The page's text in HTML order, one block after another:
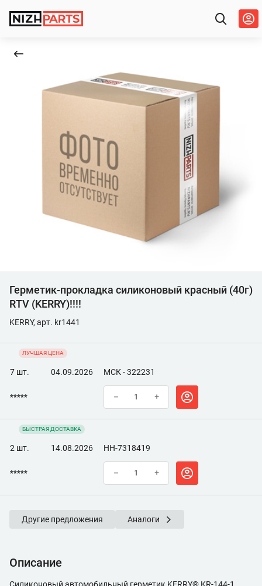
Герметик-прокладка силиконовый красный (40г)
RTV (KERRY)!!!!
KERRY, арт. kr1441
ЛУЧШАЯ ЦЕНА
7 шт. 04.09.2026 МСК - 322231
***** – +
БЫСТРАЯ ДОСТАВКА
2 шт. 14.08.2026 НН-7318419
***** – +
Другие предложения Аналоги
Описание